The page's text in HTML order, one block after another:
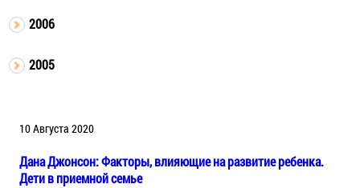
2006
2005
10 Августа 2020
Дана Джонсон: Факторы, влияющие на развитие ребенка.
Дети в приемной семье